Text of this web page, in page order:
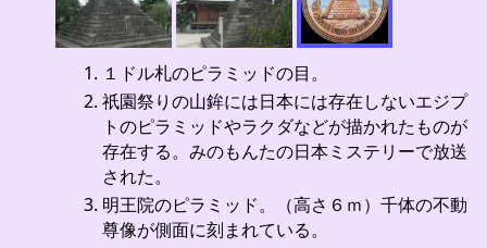
１ドル札のピラミッドの目。
祇園祭りの山鉾には日本には存在しないエジプ
トのピラミッドやラクダなどが描かれたものが
存在する。みのもんたの日本ミステリーで放送
された。
明王院のピラミッド。（高さ６ｍ）千体の不動
尊像が側面に刻まれている。